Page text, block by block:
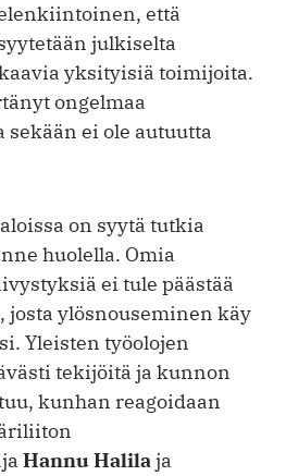
että
julkiselta
yksityisiä toimijoita.
ongelmaa
ei ole autuutta
on syytä tutkia
huolella. Omia
ei tule päästää
josta ylösnouseminen käy
Yleisten työolojen
tekijöitä ja kunnon
kunhan reagoidaan
Hannu Halilaja